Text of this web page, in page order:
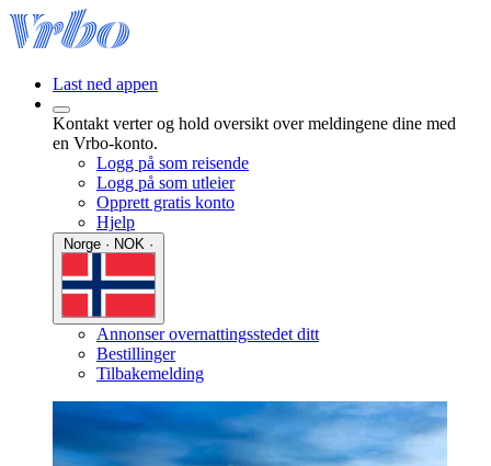
Last ned appen
Kontakt verter og hold oversikt over meldingene dine med
en Vrbo-konto.
Logg på som reisende
Logg på som utleier
Opprett gratis konto
Hjelp
Annonser overnattingsstedet ditt
Bestillinger
Tilbakemelding